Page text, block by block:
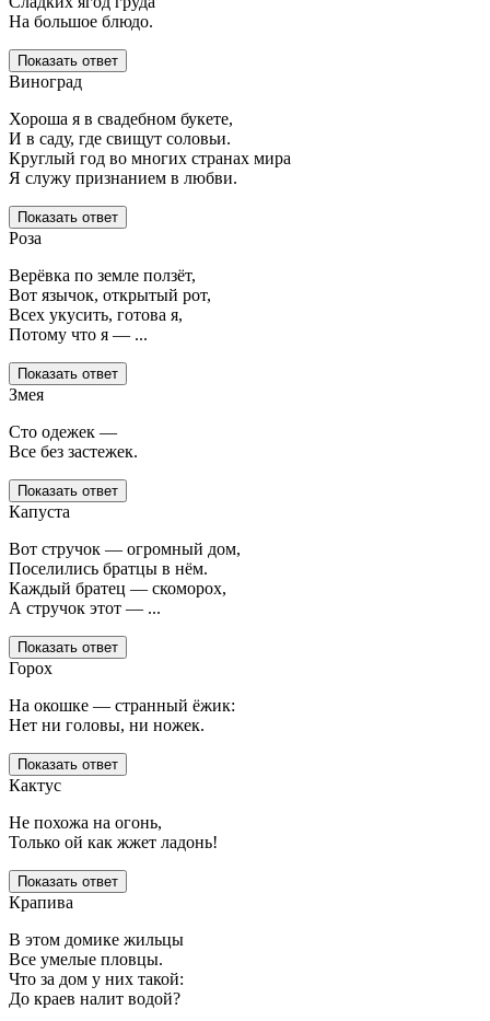
На большое блюдо.
Показать ответ
Виноград
Хороша я в свадебном букете,
И в саду, где свищут соловьи.
Круглый год во многих странах мира
Я служу признанием в любви.
Показать ответ
Роза
Верёвка по земле ползёт,
Вот язычок, открытый рот,
Всех укусить, готова я,
Потому что я — ...
Показать ответ
Змея
Сто одежек —
Все без застежек.
Показать ответ
Капуста
Вот стручок — огромный дом,
Поселились братцы в нём.
Каждый братец — скоморох,
А стручок этот — ...
Показать ответ
Горох
На окошке — странный ёжик:
Нет ни головы, ни ножек.
Показать ответ
Кактус
Не похожа на огонь,
Только ой как жжет ладонь!
Показать ответ
Крапива
В этом домике жильцы
Все умелые пловцы.
Что за дом у них такой:
До краев налит водой?